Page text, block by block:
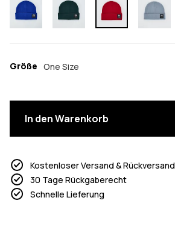
Größe One Size
In den Warenkorb
Kostenloser Versand & Rückversand
30 Tage Rückgaberecht
Schnelle Lieferung